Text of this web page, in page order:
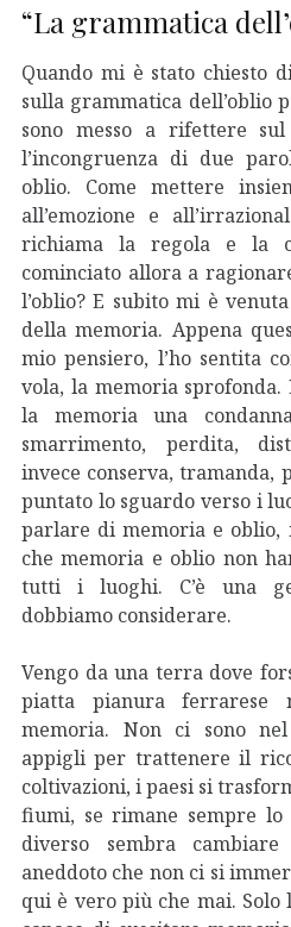
“La grammatica
Quando mi è stato chiesto
sulla grammatica dell’oblio
sono messo a rifettere
l’incongruenza di due
oblio. Come mettere
all’emozione e
richiama la regola e la
cominciato allora a
l’oblio? E subito mi è
della memoria. Appena
mio pensiero, l’ho sentita
vola, la memoria sprofonda.
la memoria una
smarrimento, perdita,
invece conserva, tramanda,
puntato lo sguardo verso i
parlare di memoria e oblio,
che memoria e oblio non
tutti i luoghi. C’è una
dobbiamo considerare.
Vengo da una terra dove
piatta pianura ferrarese
memoria. Non ci sono nel
appigli per trattenere il
coltivazioni, i paesi si
fiumi, se rimane sempre lo
diverso sembra
aneddoto che non ci si
qui è vero più che mai.